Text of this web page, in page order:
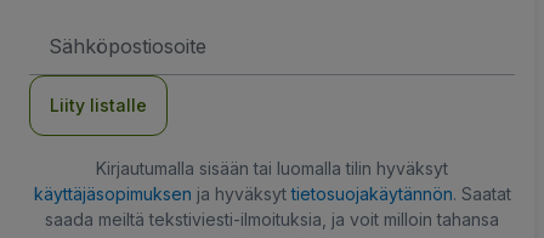
Liity listalle
Kirjautumalla sisään tai luomalla tilin hyväksyt
käyttäjäsopimuksen ja hyväksyttietosuojakäytännön. Saatat
saada meiltä tekstiviesti-ilmoituksia, ja voit milloin tahansa